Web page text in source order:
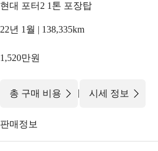
현대 포터2 1톤 포장탑
22년 1월 | 138,335km
1,520만원
총 구매 비용 | 시세 정보
판매정보